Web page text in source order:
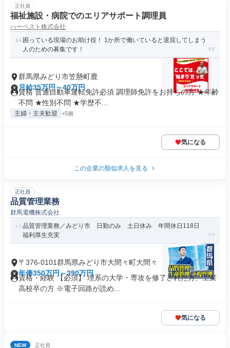
正社員
福祉施設・病院でのエリアサポート調理員
ハーベスト株式会社
困っている現場のお助け役！ 1か所で働いていると退屈してしまう
人のための募集です！
群馬県みどり市笠懸町鹿
月給35万円～40万円
資格 普通自動車運転免許必須 調理師免許をお持ちの方 ★年齢
不問 ★性別不問 ★学歴不...
主婦・主夫歓迎 +5個
気になる
この企業の類似求人を見る
正社員
品質管理業務
群馬電機株式会社
品質管理業務／みどり市 日勤のみ 土日休み 年間休日118日
福利厚生充実
〒376-0101群馬県みどり市大間々町大間々
年俸350万円～390万円
資格・経験 【必須】 理系の大学・専攻を修了された方、工業
高校卒の方 ※電子回路が読め...
気になる
NEW 正社員